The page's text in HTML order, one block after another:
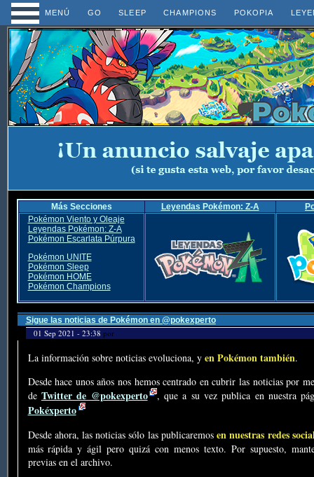
MENÚ GO SLEEP CHAMPIONS POKOPIA
Más Secciones Leyendas Pokémon: Z-A
Pokémon Viento y Oleaje
Leyendas Pokémon: Z-A
Pokémon Escarlata Púrpura
Pokémon UNITE
Pokémon Sleep
Pokémon HOME
Pokémon Champions
Sigue las noticias de Pokémon en @pokexperto
01 Sep 2021 - 23:38 por
La información sobre noticias evoluciona, y en Pokémon también.
Desde hace unos años nos hemos centrado en cubrir las noticias por
de Twitter de @pokexperto , que a su vez publica en nuestra
Pokéxperto
Desde ahora, las noticias sólo las publicaremosen nuestras redes
más rápida y ágil pero quizá con menos texto. Por supuesto,
previas en el archivo.